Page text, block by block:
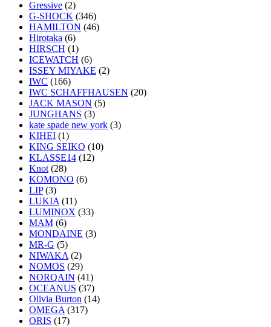
Gressive (2)
G-SHOCK (346)
HAMILTON (46)
Hirotaka (6)
HIRSCH (1)
ICEWATCH (6)
ISSEY MIYAKE (2)
IWC (166)
IWC SCHAFFHAUSEN (20)
JACK MASON (5)
JUNGHANS (3)
kate spade new york (3)
KIHEI (1)
KING SEIKO (10)
KLASSE14 (12)
Knot (28)
KOMONO (6)
LIP(3)
LUKIA (11)
LUMINOX (33)
MAM (6)
MONDAINE (3)
MR-G (5)
NIWAKA (2)
NOMOS (29)
NORQAIN (41)
OCEANUS (37)
Olivia Burton (14)
OMEGA (317)
ORIS (17)